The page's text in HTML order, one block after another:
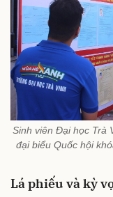
Sinh viên Đại học Trà
đại biểu Quốc hội
Lá phiếu và kỳ